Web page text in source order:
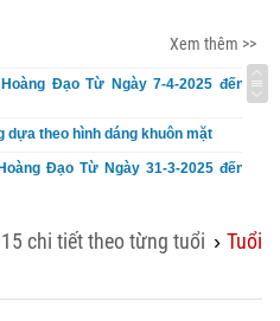
Xem thêm >>
Đạo Từ Ngày 7-4-2025 đến
theo hình dáng khuôn mặt
Đạo Từ Ngày 31-3-2025 đến
chi tiết theo từng tuổi › Tuổi